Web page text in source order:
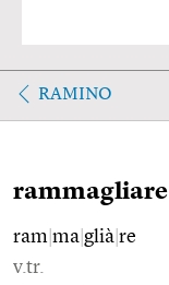
RAMINO
rammagliare
ram ma glià re
v.tr.